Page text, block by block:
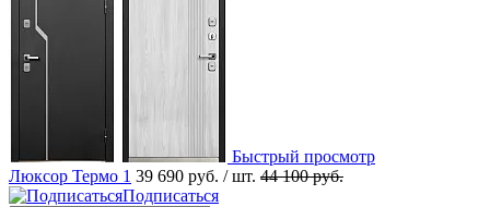
Быстрый просмотр
Люксор Термо 1 39 690 руб. / шт. 44 100 руб.
Подписаться